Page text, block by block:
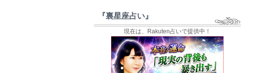
『裏星座占い』
現在は、Rakuten占いで提供中！